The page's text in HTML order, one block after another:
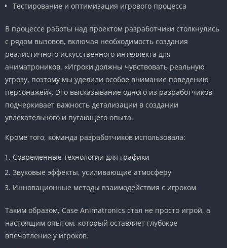
Тестирование и оптимизация игрового процесса
В процессе работы над проектом разработчики столкнулись
с рядом вызовов, включая необходимость создания
реалистичного искусственного интеллекта для
аниматроников. «Игроки должны чувствовать реальную
угрозу, поэтому мы уделили особое внимание поведению
персонажей». Это высказывание одного из разработчиков
подчеркивает важность детализации в создании
увлекательного и пугающего опыта.
Кроме того, команда разработчиков использовала:
Современные технологии для графики
Звуковые эффекты, усиливающие атмосферу
Инновационные методы взаимодействия с игроком
Таким образом, Case Animatronics стал не просто игрой, а
настоящим опытом, который оставляет глубокое
впечатление у игроков.